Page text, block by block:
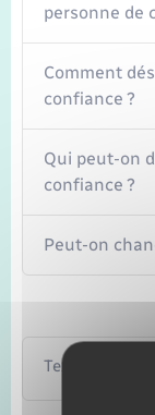
personne de
Comment
confiance ?
Qui peut-on
confiance ?
Peut-on
Textes de